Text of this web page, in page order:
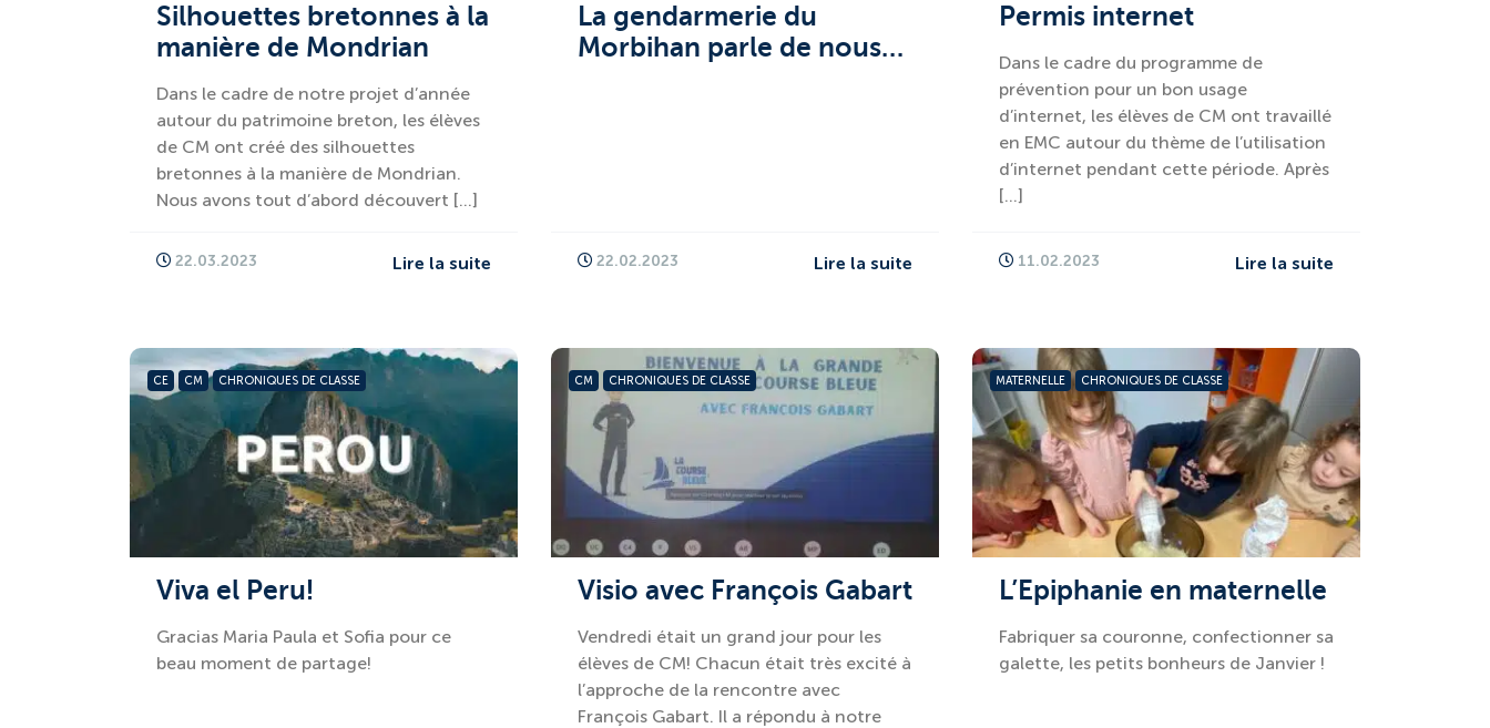
Silhouettes bretonnes à la
manière de Mondrian
Dans le cadre de notre projet d’année
autour du patrimoine breton, les élèves
de CM ont créé des silhouettes
bretonnes à la manière de Mondrian.
Nous avons tout d’abord découvert […]
22.03.2023 Lire la suite
La gendarmerie du
Morbihan parle de nous…
22.02.2023 Lire la suite
Permis internet
Dans le cadre du programme de
prévention pour un bon usage
d’internet, les élèves de CM ont travaillé
en EMC autour du thème de l’utilisation
d’internet pendant cette période. Après
[…]
11.02.2023 Lire la suite
CE CM CHRONIQUES DE CLASSE
Viva el Peru!
Gracias Maria Paula et Sofia pour ce
beau moment de partage!
CM CHRONIQUES DE CLASSE
Visio avec François Gabart
Vendredi était un grand jour pour les
élèves de CM! Chacun était très excité à
l’approche de la rencontre avec
François Gabart. Il a répondu à notre
MATERNELLE CHRONIQUES DE CLASSE
L’Epiphanie en maternelle
Fabriquer sa couronne, confectionner sa
galette, les petits bonheurs de Janvier !